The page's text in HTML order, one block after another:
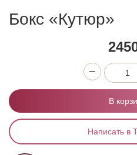
Бокс «Кутюр»
В
Написать в